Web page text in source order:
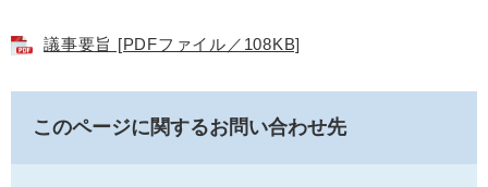
議事要旨 [PDFファイル／108KB]
このページに関するお問い合わせ先